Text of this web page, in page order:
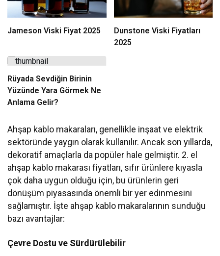
Jameson Viski Fiyat 2025
Dunstone Viski Fiyatları
2025
Rüyada Sevdiğin Birinin
Yüzünde Yara Görmek Ne
Anlama Gelir?
Ahşap kablo makaraları, genellikle inşaat ve elektrik
sektöründe yaygın olarak kullanılır. Ancak son yıllarda,
dekoratif amaçlarla da popüler hale gelmiştir. 2. el
ahşap kablo makarası fiyatları, sıfır ürünlere kıyasla
çok daha uygun olduğu için, bu ürünlerin geri
dönüşüm piyasasında önemli bir yer edinmesini
sağlamıştır. İşte ahşap kablo makaralarının sunduğu
bazı avantajlar:
Çevre Dostu ve Sürdürülebilir